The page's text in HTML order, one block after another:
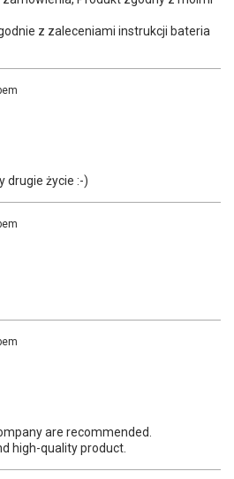
z zaleceniami instrukcji bateria
drugie życie :-)
are recommended.
high-quality product.